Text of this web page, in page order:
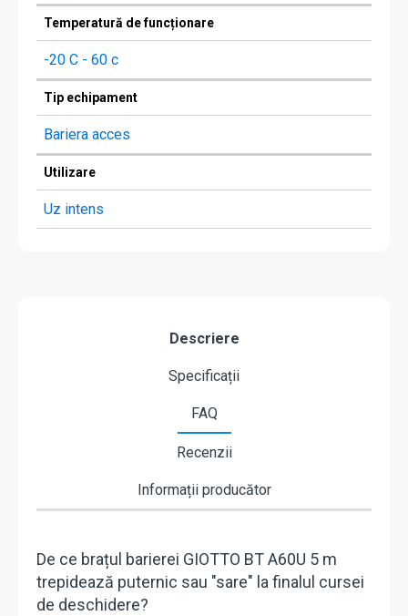
Temperatură de funcționare
-20 C - 60 c
Tip echipament
Bariera acces
Utilizare
Uz intens
Descriere
Specificații
FAQ
Recenzii
Informații producător
De ce brațul barierei GIOTTO BT A60U 5 m
trepidează puternic sau "sare" la finalul cursei
de deschidere?